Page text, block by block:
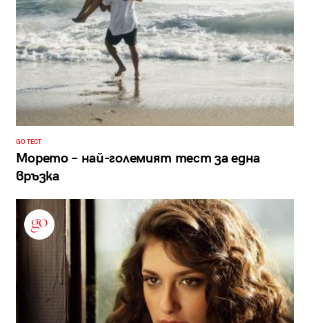
GO ТЕСТ
Морето – най-големият тест за една
връзка